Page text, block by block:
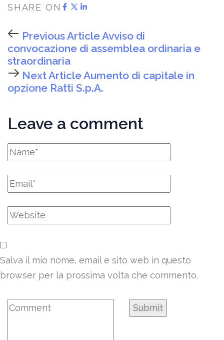
SHARE ON
Previous ArticleAvviso di
convocazione di assemblea ordinaria e
straordinaria
Next ArticleAumento di capitale in
opzione Ratti S.p.A.
Leave a comment
Salva il mio nome, email e sito web in questo
browser per la prossima volta che commento.